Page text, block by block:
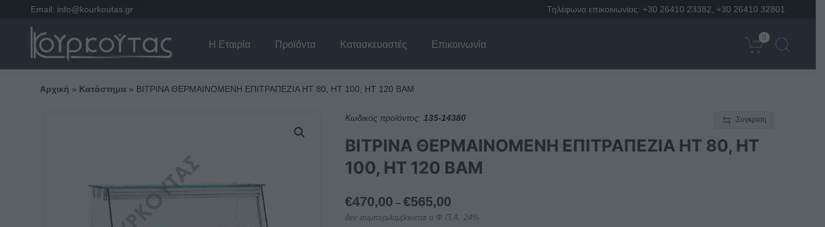
Email: info@kourkoutas.gr Τηλέφωνα επικοινωνίας: +30 26410 23382 +30 26410 32801
Η Εταιρία Προϊόντα Κατασκευαστές Επικοινωνία
0
Αρχική » Κατάστημα » ΒΙΤΡΙΝΑ ΘΕΡΜΑΙΝΟΜΕΝΗ ΕΠΙΤΡΑΠΕΖΙΑ HT 80, HT 100, HT 120 BAM
Κωδικός προϊόντος: 135-14380 Σύγκριση
ΒΙΤΡΙΝΑ ΘΕΡΜΑΙΝΟΜΕΝΗ ΕΠΙΤΡΑΠΕΖΙΑ HT 80, HT
100, HT 120 BAM
€470,00 – €565,00Price
range:
δεν συμπεριλαμβάνεται ο Φ.Π.Α. 24%